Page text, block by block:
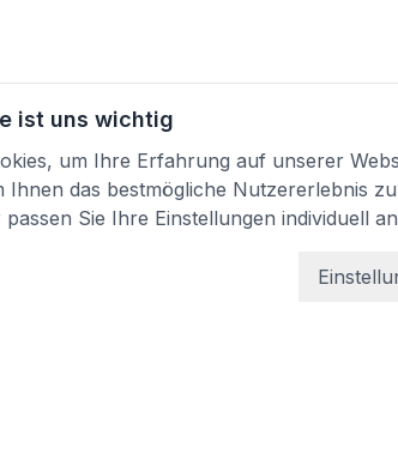
ist uns wichtig
um Ihre Erfahrung auf unserer
Ihnen das bestmögliche Nutzererlebnis
Sie Ihre Einstellungen individuell